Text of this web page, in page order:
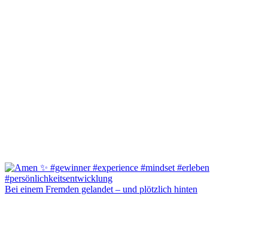
Bei einem Fremden gelandet – und plötzlich hinten